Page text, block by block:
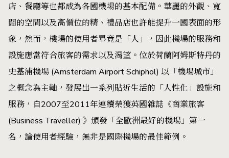
店、餐廳等也都成為各國機場的基本配備。華麗的外觀、寬
闊的空間以及高價位的精、禮品店也許能提升一國表面的形
象，然而，機場的使用者畢竟是「人」，因此機場的服務和
設施應當符合旅客的需求以及渴望。位於荷蘭阿姆斯特丹的
史基浦機場 (Amsterdam Airport Schiphol) 以「機場城市」
之概念為主軸，發展出一系列貼近生活的「人性化」設施和
服務，自2007至2011年連續榮獲英國雜誌《商業旅客
(Business Traveller) 》頒發「全歐洲最好的機場」第一
名，論使用者經驗，無非是國際機場的最佳範例。